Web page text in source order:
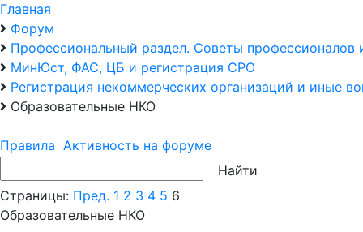
Главная
Форум
Профессиональный раздел. Советы
МинЮст, ФАС, ЦБ и регистрация СРО
Регистрация некоммерческих организаций и иные
Образовательные НКО
Правила Активность на форуме
Страницы: Пред. 1 2 3 4 5 6
Образовательные НКО